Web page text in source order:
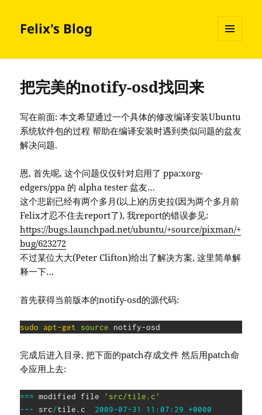
Felix's Blog
AND
把完美的notify-osd找回来
写在前面: 本文希望通过一个具体的修改编译安装Ubuntu
系统软件包的过程 帮助在编译安装时遇到类似问题的盆友
解决问题.
恩, 首先呢, 这个问题仅仅针对启用了 ppa:xorg-
edgers/ppa 的 alpha tester 盆友…
这个悲剧已经有两个多月(以上)的历史拉(因为两个多月前
Felix才忍不住去report了), 我report的错误参见:
https://bugs.launchpad.net/ubuntu/+source/pixman/+
bug/623272
不过某位大大(Peter Clifton)给出了解决方案, 这里简单解
释一下…
首先获得当前版本的notify-osd的源代码:
sudo apt-get source notify-osd
完成后进入目录, 把下面的patch存成文件 然后用patch命
令应用上去:
=== modified file
'src/tile.c'
--- src/tile. 2009-07-31 11 : 07: 29 +0000